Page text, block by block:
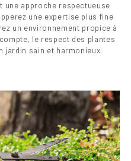
une approche respectueuse
une expertise plus fine
un environnement propice à
le respect des plantes
jardin sain et harmonieux.